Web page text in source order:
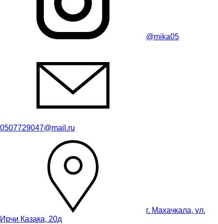
@mika05
0507729047@mail.ru
г. Махачкала, ул.
Ирчи Казака, 20д